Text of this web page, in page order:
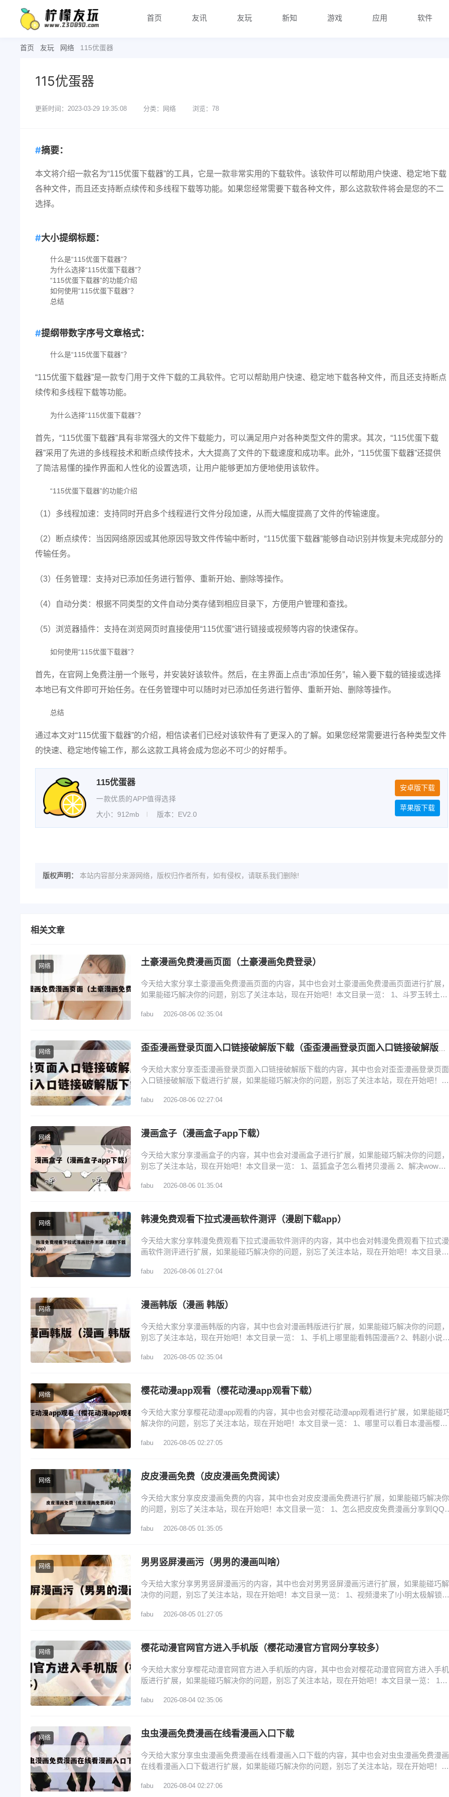
首页 友讯 友玩 新知 游戏 应用 软件
首页 友玩 网络 115优蛋器
115优蛋器
更新时间：2023-03-29 19:35:08 分类：网络 浏览：78
摘要：
本文将介绍一款名为“115优蛋下载器”的工具，它是一款非常实用的下载软件。该软件可以帮助用户快速、稳定地下载
各种文件，而且还支持断点续传和多线程下载等功能。如果您经常需要下载各种文件，那么这款软件将会是您的不二
选择。
大小提纲标题：
什么是“115优蛋下载器”？
为什么选择“115优蛋下载器”？
“115优蛋下载器”的功能介绍
如何使用“115优蛋下载器”？
总结
提纲带数字序号文章格式：
什么是“115优蛋下载器”？
“115优蛋下载器”是一款专门用于文件下载的工具软件。它可以帮助用户快速、稳定地下载各种文件，而且还支持断点
续传和多线程下载等功能。
为什么选择“115优蛋下载器”？
首先，“115优蛋下载器”具有非常强大的文件下载能力，可以满足用户对各种类型文件的需求。其次，“115优蛋下载
器”采用了先进的多线程技术和断点续传技术，大大提高了文件的下载速度和成功率。此外，“115优蛋下载器”还提供
了简洁易懂的操作界面和人性化的设置选项，让用户能够更加方便地使用该软件。
“115优蛋下载器”的功能介绍
（1）多线程加速：支持同时开启多个线程进行文件分段加速，从而大幅度提高了文件的传输速度。
（2）断点续传：当因网络原因或其他原因导致文件传输中断时，“115优蛋下载器”能够自动识别并恢复未完成部分的
传输任务。
（3）任务管理：支持对已添加任务进行暂停、重新开始、删除等操作。
（4）自动分类：根据不同类型的文件自动分类存储到相应目录下，方便用户管理和查找。
（5）浏览器插件：支持在浏览网页时直接使用“115优蛋”进行链接或视频等内容的快速保存。
如何使用“115优蛋下载器”？
首先，在官网上免费注册一个账号，并安装好该软件。然后，在主界面上点击“添加任务”，输入要下载的链接或选择
本地已有文件即可开始任务。在任务管理中可以随时对已添加任务进行暂停、重新开始、删除等操作。
总结
通过本文对“115优蛋下载器”的介绍，相信读者们已经对该软件有了更深入的了解。如果您经常需要进行各种类型文件
的快速、稳定地传输工作，那么这款工具将会成为您必不可少的好帮手。
115优蛋器
一款优质的APP值得选择
大小：912mb
版本：EV2.0
安卓版下载
苹果版下载
版权声明： 本站内容部分来源网络，版权归作者所有，如有侵权，请联系我们删除!
相关文章
网络 土豪漫画免费漫画页面（土豪漫画免费登录）
今天给大家分享土豪漫画免费漫画页面的内容，其中也会对土豪漫画免费漫画页面进行扩展，
如果能碰巧解决你的问题，别忘了关注本站，现在开始吧！本文目录一览： 1、斗罗玉转土豪
4、还有空房吗漫画画免费读漫画土豪漫 5、亲密魔咒第二季在哪看 6、旧版土豪漫画登录页
fabu 2026-08-06 02:35:04
网络
今天给大家分享歪歪漫画登录页面入口链接破解版下载的内容，其中也会对歪歪漫画登录页面
入口链接破解版下载进行扩展，如果能碰巧解决你的问题，别忘了关注本站，现在开始吧！本
歪歪漫画在线登录页面界面在哪里 4、歪歪漫画的登录页面入口在哪里? 5、歪歪漫画登入入
fabu 2026-08-06 02:27:04
网络 漫画盒子（漫画盒子app下载）
今天给大家分享漫画盒子的内容，其中也会对漫画盒子进行扩展，如果能碰巧解决你的问题，
别忘了关注本站，现在开始吧！本文目录一览： 1、蓝狐盒子怎么看拷贝漫画 2、解决wow盒
先打开蓝狐盒子，进入其主页面，在页面中找到并按顺序点击个人、应用管理、安装应用、拷
fabu 2026-08-06 01:35:04
网络 韩漫免费观看下拉式漫画软件测评（漫剧下载app）
今天给大家分享韩漫免费观看下拉式漫画软件测评的内容，其中也会对韩漫免费观看下拉式漫
画软件测评进行扩展，如果能碰巧解决你的问题，别忘了关注本站，现在开始吧！本文目录一
4、漫画免费韩漫app排行榜_韩漫免费漫画在线观看APP前十名推荐 5、免费看韩漫的漫画软
fabu 2026-08-06 01:27:04
网络 漫画韩版（漫画 韩版）
今天给大家分享漫画韩版的内容，其中也会对漫画韩版进行扩展，如果能碰巧解决你的问题，
别忘了关注本站，现在开始吧！本文目录一览： 1、手机上哪里能看韩国漫画? 2、韩剧小说
的契约未婚妻》确定动画化! 6、免费的韩国漫画网站求一个免费看韩漫的网页 手机上哪里能
fabu 2026-08-05 02:35:04
网络 樱花动漫app观看（樱花动漫app观看下载）
今天给大家分享樱花动漫app观看的内容，其中也会对樱花动漫app观看进行扩展，如果能碰
解决你的问题，别忘了关注本站，现在开始吧！本文目录一览： 1、哪里可以看日本漫画樱花
樱花动漫官网进入口在哪里? 4、樱花动漫下载的,樱花动漫下载:免费观看最新番剧 5、樱花动
fabu 2026-08-05 02:27:05
网络 皮皮漫画免费（皮皮漫画免费阅读）
今天给大家分享皮皮漫画免费的内容，其中也会对皮皮漫画免费进行扩展，如果能碰巧解决你
的问题，别忘了关注本站，现在开始吧！本文目录一览： 1、怎么把皮皮免费漫画分享到QQ
注册账号 5、在哪里能修改皮皮免费漫画密码? 怎么把皮皮免费漫画分享到QQ好友? 1、将皮
fabu 2026-08-05 01:35:05
网络 男男竖屏漫画污（男男的漫画叫啥）
今天给大家分享男男竖屏漫画污的内容，其中也会对男男竖屏漫画污进行扩展，如果能碰巧解
决你的问题，别忘了关注本站，现在开始吧！本文目录一览： 1、视频漫来了!小明太极解锁漫
漫画APP如何开启竖屏模式漫画向右翻页 视频漫来了!小明太极解锁漫画新玩法 小明太极通过
fabu 2026-08-05 01:27:05
网络 樱花动漫官网官方进入手机版（樱花动漫官方官网分享较多）
今天给大家分享樱花动漫官网官方进入手机版的内容，其中也会对樱花动漫官网官方进入手机
版进行扩展，如果能碰巧解决你的问题，别忘了关注本站，现在开始吧！本文目录一览： 1、
官网地址是什么?(不超过50字... 3、樱花动漫官方正版入口在哪找 4、樱花动漫官网是什么啊,
fabu 2026-08-04 02:35:06
网络 虫虫漫画免费漫画在线看漫画入口下载
今天给大家分享虫虫漫画免费漫画在线看漫画入口下载的内容，其中也会对虫虫漫画免费漫画
在线看漫画入口下载进行扩展，如果能碰巧解决你的问题，别忘了关注本站，现在开始吧！本
口直达_虫虫漫画官网首页进入 3、虫虫漫画网页版登录链接分享_虫虫漫画官网入口安全直达
fabu 2026-08-04 02:27:06